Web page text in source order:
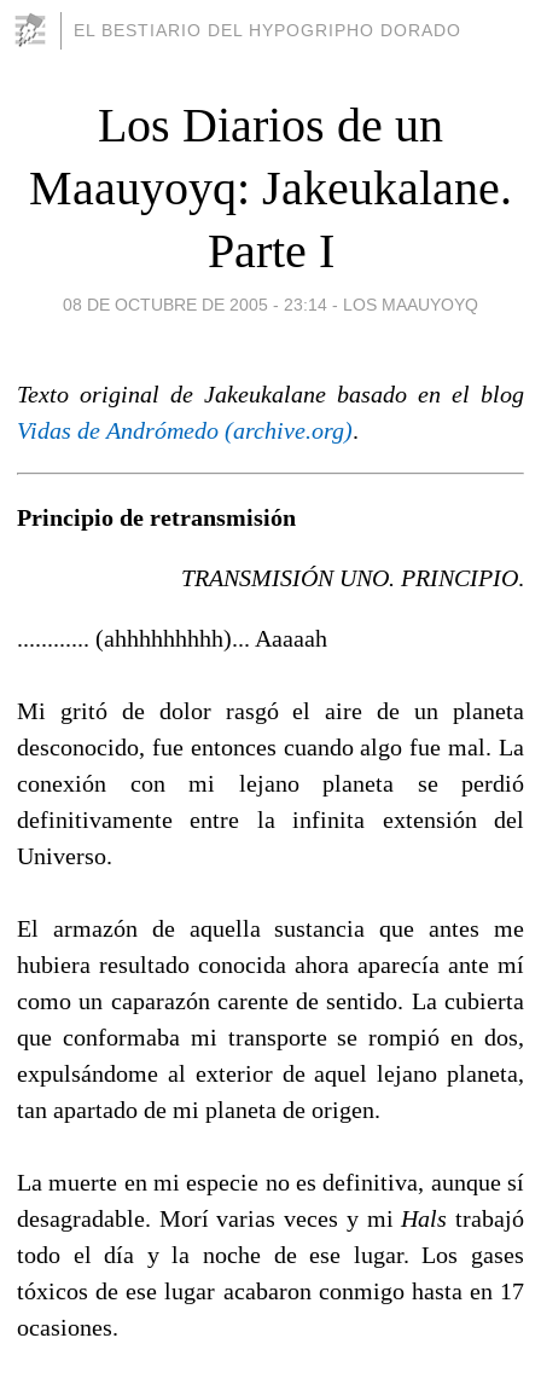
EL BESTIARIO DEL HYPOGRIPHO DORADO
Los Diarios de un
Maauyoyq: Jakeukalane.
Parte I
08 DE OCTUBRE DE 2005 - 23:14 - LOS MAAUYOYQ
Texto original de Jakeukalane basado en el blog
Vidas de Andrómedo (archive.org).
Principio de retransmisión
TRANSMISIÓN UNO. PRINCIPIO.
............ (ahhhhhhhhh)... Aaaaah
Mi gritó de dolor rasgó el aire de un planeta
desconocido, fue entonces cuando algo fue mal. La
conexión con mi lejano planeta se perdió
definitivamente entre la infinita extensión del
Universo.
El armazón de aquella sustancia que antes me
hubiera resultado conocida ahora aparecía ante mí
como un caparazón carente de sentido. La cubierta
que conformaba mi transporte se rompió en dos,
expulsándome al exterior de aquel lejano planeta,
tan apartado de mi planeta de origen.
La muerte en mi especie no es definitiva, aunque sí
desagradable. Morí varias veces y mi Hals trabajó
todo el día y la noche de ese lugar. Los gases
tóxicos de ese lugar acabaron conmigo hasta en 17
ocasiones.